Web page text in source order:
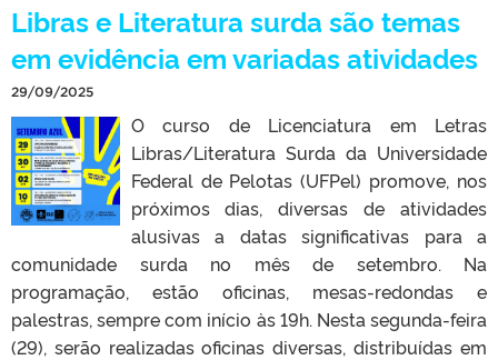
Libras e Literatura surda são temas
em evidência em variadas atividades
29/09/2025
O curso de Licenciatura em Letras
Libras/Literatura Surda da Universidade
Federal de Pelotas (UFPel) promove, nos
próximos dias, diversas de atividades
alusivas a datas significativas para a
comunidade surda no mês de setembro. Na
programação, estão oficinas, mesas-redondas e
palestras, sempre com início às 19h. Nesta segunda-feira
(29), serão realizadas oficinas diversas, distribuídas em